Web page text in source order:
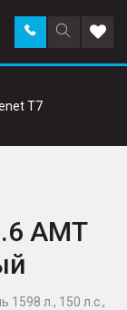
Поиск
по
Заказать
звонок в
T7
AMT
1598 л., 150 л.с.,